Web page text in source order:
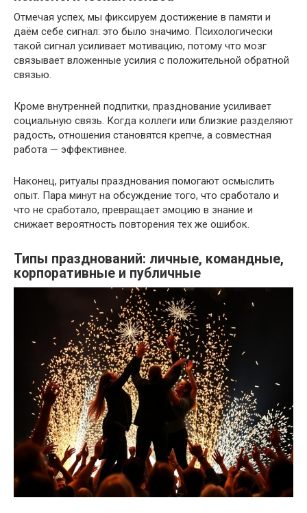
Отмечая успех, мы фиксируем достижение в памяти и
даём себе сигнал: это было значимо. Психологически
такой сигнал усиливает мотивацию, потому что мозг
связывает вложенные усилия с положительной обратной
связью.
Кроме внутренней подпитки, празднование усиливает
социальную связь. Когда коллеги или близкие разделяют
радость, отношения становятся крепче, а совместная
работа — эффективнее.
Наконец, ритуалы празднования помогают осмыслить
опыт. Пара минут на обсуждение того, что сработало и
что не сработало, превращает эмоцию в знание и
снижает вероятность повторения тех же ошибок.
Типы празднований: личные, командные,
корпоративные и публичные